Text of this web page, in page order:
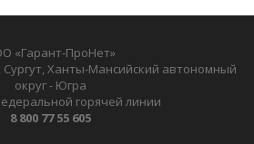
«Гарант-ПроНет»
Ханты-Мансийский автономный
округ - Югра
горячей линии
8 800 77 55 605